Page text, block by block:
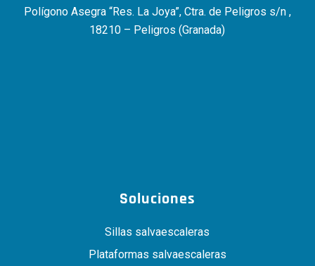
Polígono Asegra “Res. La Joya”, Ctra. de Peligros s/n ,
18210 – Peligros (Granada)
Soluciones
Sillas salvaescaleras
Plataformas salvaescaleras